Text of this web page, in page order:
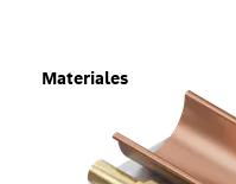
Materiales